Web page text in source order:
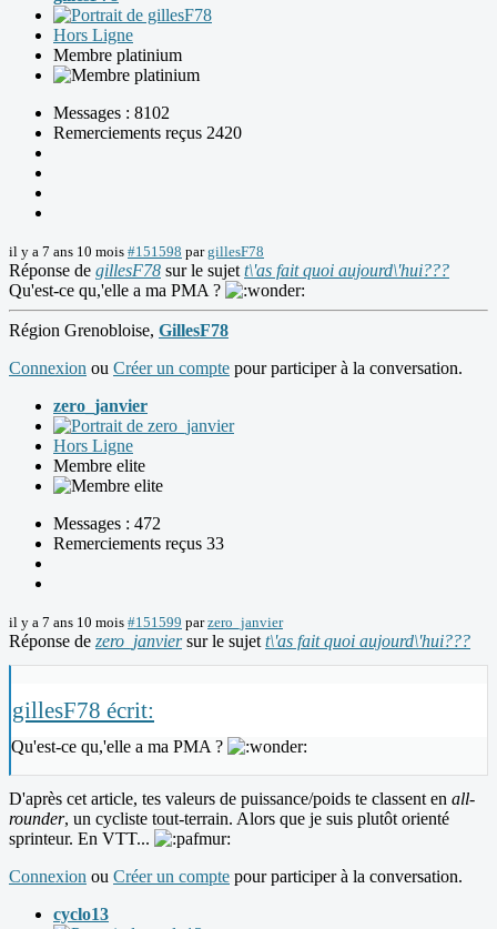
Hors Ligne
Membre platinium
Messages : 8102
Remerciements reçus 2420
il y a 7 ans 10 mois #151598 pargillesF78
Réponse de gillesF78 sur le sujet t\'as fait quoi aujourd\'hui???
Qu'est-ce qu,'elle a ma PMA ?
Région Grenobloise, GillesF78
Connexion ou Créer un compte pour participer à la conversation.
zero_janvier
Hors Ligne
Membre elite
Messages : 472
Remerciements reçus 33
il y a 7 ans 10 mois #151599 parzero_janvier
Réponse de zero_janviersur le sujet t\'as fait quoi aujourd\'hui???
gillesF78 écrit:
Qu'est-ce qu,'elle a ma PMA ?
D'après cet article, tes valeurs de puissance/poids te classent en all-
rounder, un cycliste tout-terrain. Alors que je suis plutôt orienté
sprinteur. En VTT...
Connexion ou Créer un compte pour participer à la conversation.
cyclo13